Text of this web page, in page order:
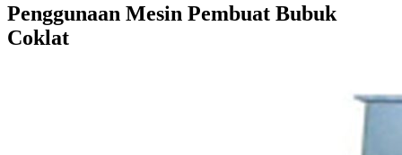
Penggunaan Mesin Pembuat Bubuk
Coklat